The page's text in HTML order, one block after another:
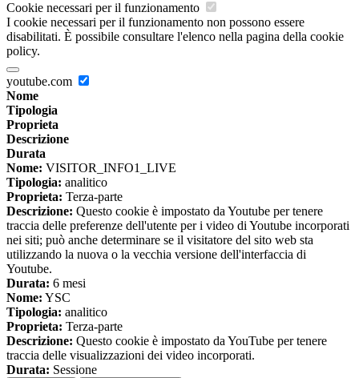
Cookie necessari per il funzionamento
I cookie necessari per il funzionamento non possono essere
disabilitati. È possibile consultare l'elenco nella pagina della cookie
policy.
youtube.com
Nome
Tipologia
Proprieta
Descrizione
Durata
Nome: VISITOR_INFO1_LIVE
Tipologia: analitico
Proprieta: Terza-parte
Descrizione: Questo cookie è impostato da Youtube per tenere
traccia delle preferenze dell'utente per i video di Youtube incorporati
nei siti; può anche determinare se il visitatore del sito web sta
utilizzando la nuova o la vecchia versione dell'interfaccia di
Youtube.
Durata: 6 mesi
Nome: YSC
Tipologia: analitico
Proprieta: Terza-parte
Descrizione: Questo cookie è impostato da YouTube per tenere
traccia delle visualizzazioni dei video incorporati.
Durata: Sessione